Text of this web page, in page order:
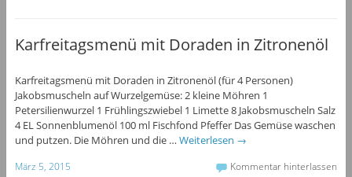
Karfreitagsmenü mit Doraden in Zitronenöl
Karfreitagsmenü mit Doraden in Zitronenöl (für 4 Personen)
Jakobsmuscheln auf Wurzelgemüse: 2 kleine Möhren 1
Petersilienwurzel 1 Frühlingszwiebel 1 Limette 8 Jakobsmuscheln Salz
4 EL Sonnenblumenöl 100 ml Fischfond Pfeffer Das Gemüse waschen
und putzen. Die Möhren und die … Weiterlesen →
März 5, 2015 Kommentar hinterlassen